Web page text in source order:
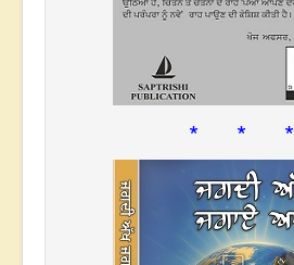
* * *